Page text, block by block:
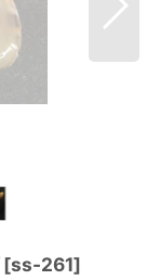
[ss-261]